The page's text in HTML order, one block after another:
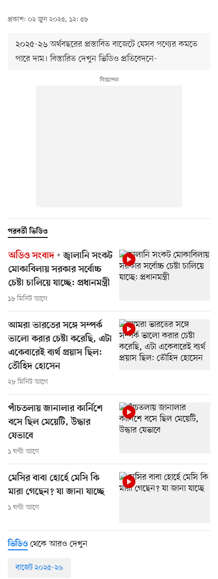
প্রকাশ: ০২ জুন ২০২৫, ১২: ৫৮
২০২৫-২৬ অর্থবছরের প্রস্তাবিত বাজেটে যেসব পণ্যের কমতে
পারে দাম। বিস্তারিত দেখুন ভিডিও প্রতিবেদনে-
পরবর্তী ভিডিও
অডিও সংবাদ
জ্বালানি সংকট
মোকাবিলায় সরকার সর্বোচ্চ
চেষ্টা চালিয়ে যাচ্ছে: প্রধানমন্ত্রী
১৮ মিনিট আগে
আমরা ভারতের সঙ্গে সম্পর্ক
ভালো করার চেষ্টা করেছি, এটা
একেবারেই ব্যর্থ প্রয়াস ছিল:
তৌহিদ হোসেন
২৮ মিনিট আগে
পাঁচতলায় জানালার কার্নিশে
বসে ছিল মেয়েটি, উদ্ধার
যেভাবে
১ ঘণ্টা আগে
মেসির বাবা হোর্হে মেসি কি
মারা গেছেন? যা জানা যাচ্ছে
১ ঘণ্টা আগে
ভিডিও থেকে আরও দেখুন
বাজেট ২০২৫-২৬